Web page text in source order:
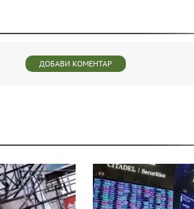
ДОБАВИ КОМЕНТАР